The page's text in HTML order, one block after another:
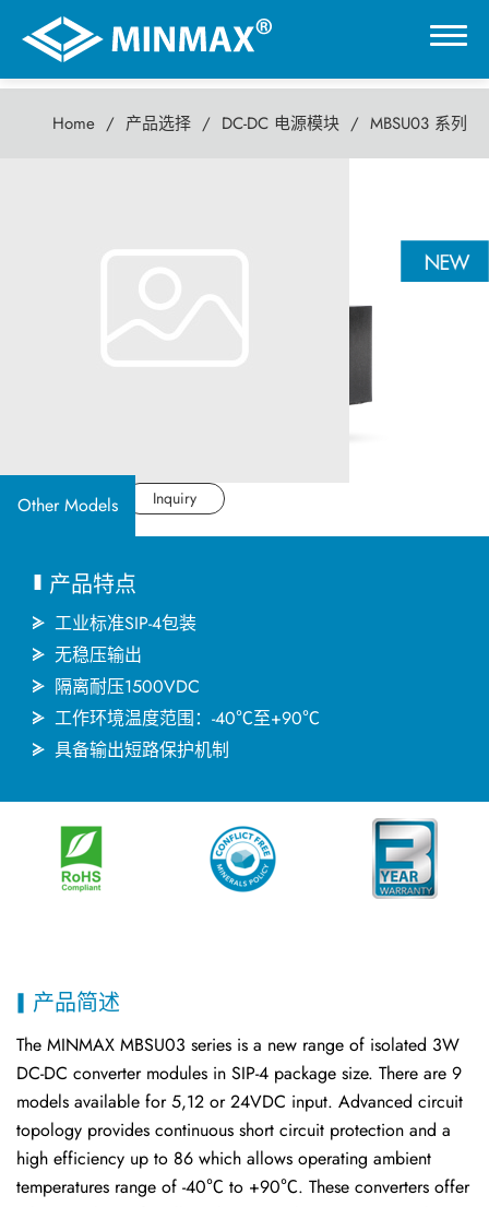
Home 产品选择 DC-DC 电源模块 MBSU03 系列
Other Models
Datasheet Inquiry
产品特点
工业标准SIP-4包装
无稳压输出
隔离耐压1500VDC
工作环境温度范围：-40℃至+90℃
具备输出短路保护机制
产品简述
The MINMAX MBSU03 series is a new range of isolated 3W
DC-DC converter modules in SIP-4 package size. There are 9
models available for 5,12 or 24VDC input. Advanced circuit
topology provides continuous short circuit protection and a
high efficiency up to 86 which allows operating ambient
temperatures range of -40℃ to +90℃. These converters offer
0
DC-DC 电源模块
应用产业
关于捷拓
新闻中心
联络我们
繁體中文 English 简体中文